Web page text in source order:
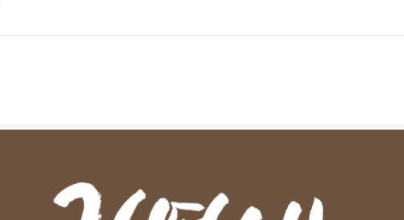
스타리치 시니어 채널